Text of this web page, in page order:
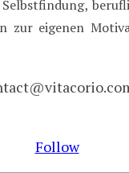
zur eigenen
Follow